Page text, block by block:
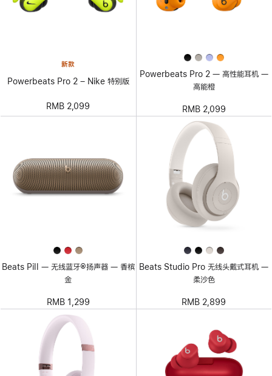
新款
Powerbeats Pro 2 – Nike 特别版
RMB 2,099
Powerbeats Pro 2 — 高性能耳机 —
高能橙
RMB 2,099
Beats Pill — 无线蓝牙®扬声器 — 香槟
金
RMB 1,299
Beats Studio Pro 无线头戴式耳机 —
柔沙色
RMB 2,899